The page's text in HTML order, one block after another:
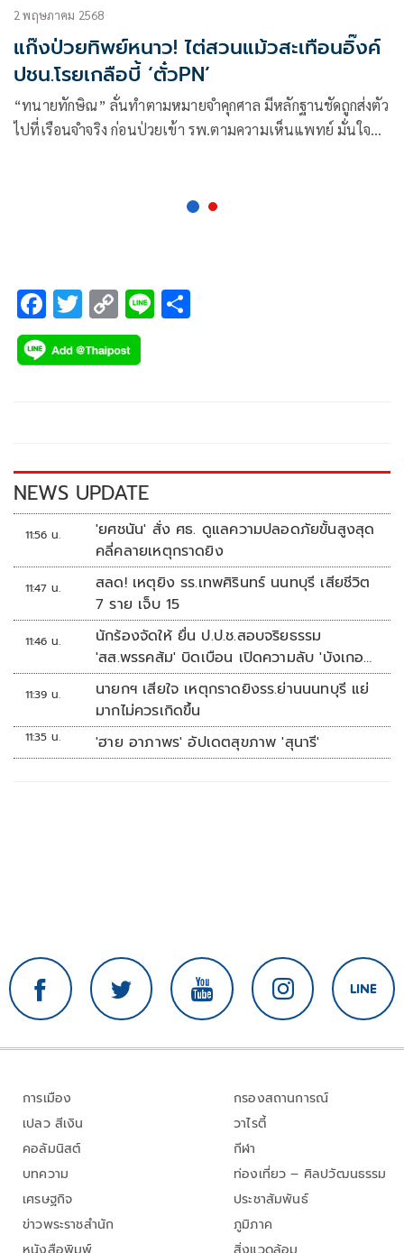
2 พฤษภาคม 2568
แก๊งป่วยทิพย์หนาว! ไต่สวนแม้วสะเทือนอิ๊งค์
ปชน.โรยเกลือบี้ ‘ตั๋วPN’
“ทนายทักษิณ” ลั่นทำตามหมายจำคุกศาล มีหลักฐานชัดถูกส่งตัว
ไปที่เรือนจำจริง ก่อนป่วยเข้า รพ.ตามความเห็นแพทย์ มั่นใจ
F
ac
e
k
T
wi
tt
C
o
p
k
Li
NEWS UPDATE
11:56 น.
'ยศชนัน' สั่ง ศธ. ดูแลความปลอดภัยขั้นสูงสุด
คลี่คลายเหตุกราดยิง
11:47 น.
สลด! เหตุยิง รร.เทพศิรินทร์ นนทบุรี เสียชีวิต
7 ราย เจ็บ 15
11:46 น.
นักร้องจัดให้ ยื่น ป.ป.ช.สอบจริยธรรม
'สส.พรรคส้ม' บิดเบือน เปิดความลับ 'บังเกอร์
ทหาร'
11:39 น.
นายกฯ เสียใจ เหตุกราดยิงรร.ย่านนนทบุรี แย่
มากไม่ควรเกิดขึ้น
11:35 น. 'ฮาย อาภาพร' อัปเดตสุขภาพ 'สุนารี'
การเมือง
เปลว สีเงิน
คอลัมนิสต์
บทความ
เศรษฐกิจ
ข่าวพระราชสำนัก
กรองสถานการณ์
วาไรตี้
กีฬา
ท่องเที่ยว – ศิลปวัฒนธรรม
ประชาสัมพันธ์
ภูมิภาค